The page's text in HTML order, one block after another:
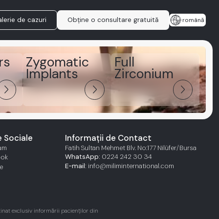
de cazuri Obține o consultare gratuită română
arrow_forward_ios
Zygomatic
Implants
arrow_forward_ios
Full
Zirconium
arrow_forward_ios
Sociale Informații de Contact
Fatih Sultan Mehmet Blv. No:177 Nilüfer/Bursa
WhatsApp: 0224 242 30 34
E-mail: info@miliminternational.com
exclusiv informării pacienților din